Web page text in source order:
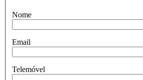
Nome
Email
Telemóvel